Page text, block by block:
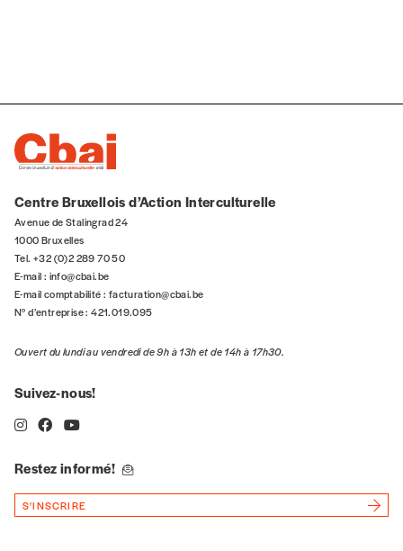
Centre Bruxellois d’Action Interculturelle
Avenue de Stalingrad 24
1000 Bruxelles
Tel. +32 (0)2 289 70 50
E-mail : info@cbai.be
E-mail comptabilité : facturation@cbai.be
N° d’entreprise : 421.019.095
Ouvert du lundi au vendredi de 9h à 13h et de 14h à 17h30.
Suivez-nous!
Restez informé!
S'INSCRIRE